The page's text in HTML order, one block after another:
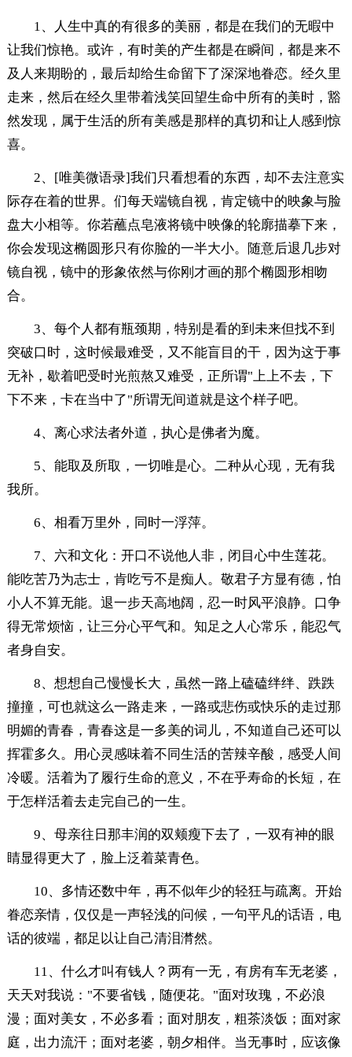
1、人生中真的有很多的美丽，都是在我们的无暇中
让我们惊艳。或许，有时美的产生都是在瞬间，都是来不
及人来期盼的，最后却给生命留下了深深地眷恋。经久里
走来，然后在经久里带着浅笑回望生命中所有的美时，豁
然发现，属于生活的所有美感是那样的真切和让人感到惊
喜。
2、[唯美微语录]我们只看想看的东西，却不去注意实
际存在着的世界。们每天端镜自视，肯定镜中的映象与脸
盘大小相等。你若蘸点皂液将镜中映像的轮廓描摹下来，
你会发现这椭圆形只有你脸的一半大小。随意后退几步对
镜自视，镜中的形象依然与你刚才画的那个椭圆形相吻
合。
3、每个人都有瓶颈期，特别是看的到未来但找不到
突破口时，这时候最难受，又不能盲目的干，因为这于事
无补，歇着吧受时光煎熬又难受，正所谓"上上不去，下
下不来，卡在当中了"所谓无间道就是这个样子吧。
4、离心求法者外道，执心是佛者为魔。
5、能取及所取，一切唯是心。二种从心现，无有我
我所。
6、相看万里外，同时一浮萍。
7、六和文化：开口不说他人非，闭目心中生莲花。
能吃苦乃为志士，肯吃亏不是痴人。敬君子方显有德，怕
小人不算无能。退一步天高地阔，忍一时风平浪静。口争
得无常烦恼，让三分心平气和。知足之人心常乐，能忍气
者身自安。
8、想想自己慢慢长大，虽然一路上磕磕绊绊、跌跌
撞撞，可也就这么一路走来，一路或悲伤或快乐的走过那
明媚的青春，青春这是一多美的词儿，不知道自己还可以
挥霍多久。用心灵感味着不同生活的苦辣辛酸，感受人间
冷暖。活着为了履行生命的意义，不在乎寿命的长短，在
于怎样活着去走完自己的一生。
9、母亲往日那丰润的双颊瘦下去了，一双有神的眼
睛显得更大了，脸上泛着菜青色。
10、多情还数中年，再不似年少的轻狂与疏离。开始
眷恋亲情，仅仅是一声轻浅的问候，一句平凡的话语，电
话的彼端，都足以让自己清泪潸然。
11、什么才叫有钱人？两有一无，有房有车无老婆，
天天对我说："不要省钱，随便花。"面对玫瑰，不必浪
漫；面对美女，不必多看；面对朋友，粗茶淡饭；面对家
庭，出力流汗；面对老婆，朝夕相伴。当无事时，应该像